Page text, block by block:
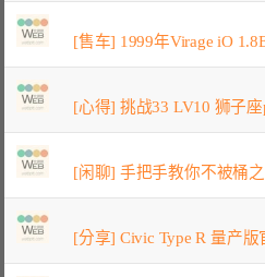
[售车] 1999年Virage iO
[心得] 挑战33 LV10 狮子座
[闲聊] 手把手教你不被桶
[分享] Civic Type R 量产